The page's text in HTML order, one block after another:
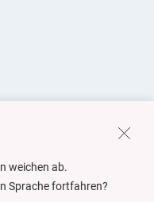
weichen ab.
Sprache fortfahren?